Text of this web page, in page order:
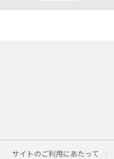
サイトのご利用にあたって